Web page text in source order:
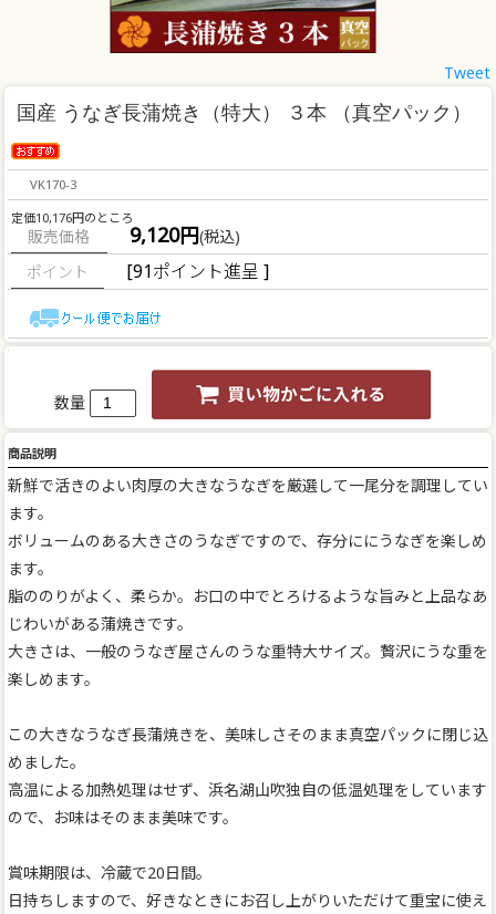
Tweet
国産 うなぎ長蒲焼き（特大） ３本 （真空パック）
VK170-3
定価10,176円のところ
販売価格 9,120円(税込)
[91ポイント進呈 ]
数量
商品説明
新鮮で活きのよい肉厚の大きなうなぎを厳選して一尾分を調理してい
ます。
ボリュームのある大きさのうなぎですので、存分ににうなぎを楽しめ
ます。
脂ののりがよく、柔らか。お口の中でとろけるような旨みと上品なあ
じわいがある蒲焼きです。
大きさは、一般のうなぎ屋さんのうな重特大サイズ。贅沢にうな重を
楽しめます。
この大きなうなぎ長蒲焼きを、美味しさそのまま真空パックに閉じ込
めました。
高温による加熱処理はせず、浜名湖山吹独自の低温処理をしています
ので、お味はそのまま美味です。
賞味期限は、冷蔵で20日間。
日持ちしますので、好きなときにお召し上がりいただけて重宝に使え